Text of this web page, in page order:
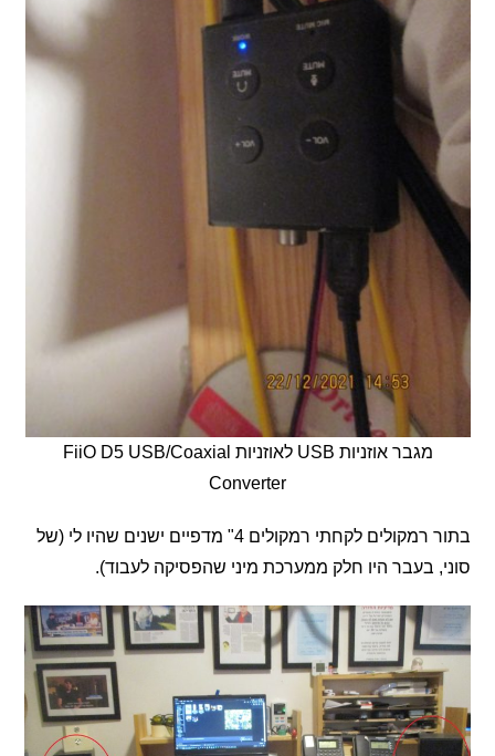
מגבר אוזניות USB לאוזניות FiiO D5 USB/Coaxial
Converter
בתור רמקולים לקחתי רמקולים 4" מדפיים ישנים שהיו לי (של
בעבר היו חלק ממערכת מיני שהפסיקה לעבוד).